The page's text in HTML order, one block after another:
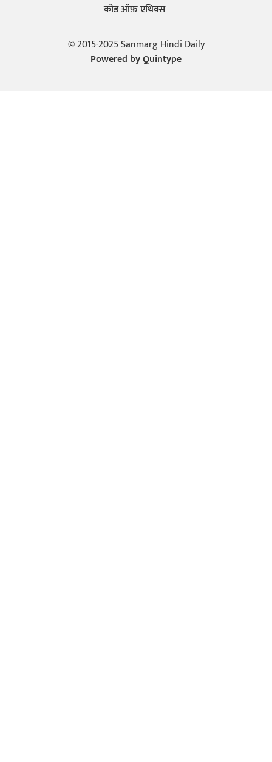
कोड ऑफ़ एथिक्स
© 2015-2025 Sanmarg Hindi Daily
Powered byQuintype